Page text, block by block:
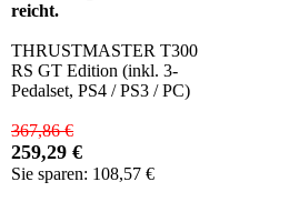
reicht.
THRUSTMASTER T300
RS GT Edition (inkl. 3-
Pedalset, PS4 / PS3 / PC)
367,86 €
259,29 €
Sie sparen: 108,57 €